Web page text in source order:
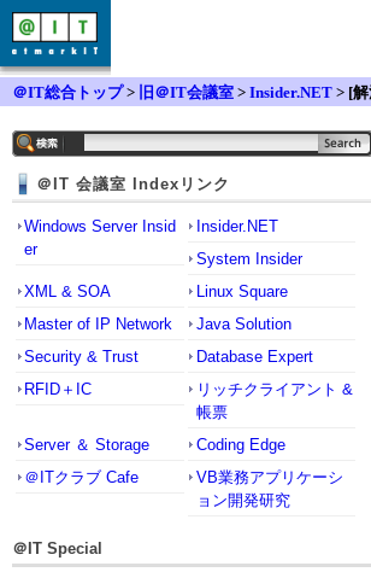
＠IT総合トップ> 旧＠IT会議室 > Insider.NET > [
＠IT 会議室 Indexリンク
Windows Server Insid
er
Insider.NET
System Insider
XML & SOA
Linux Square
Master of IP Network
Java Solution
Security & Trust
Database Expert
RFID＋IC
リッチクライアント &
帳票
Server ＆ Storage
Coding Edge
＠ITクラブ Cafe
VB業務アプリケーシ
ョン開発研究
＠IT Special